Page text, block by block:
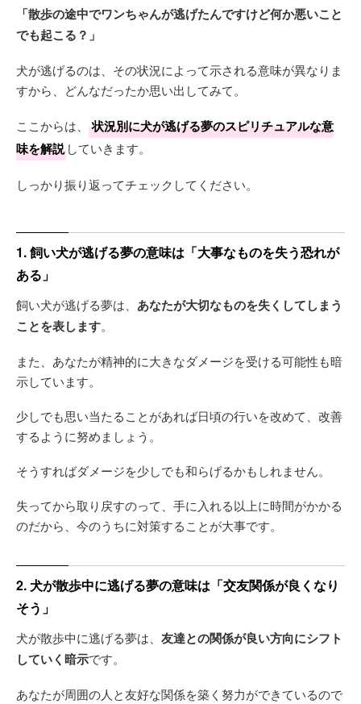
「散歩の途中でワンちゃんが逃げたんですけど何か悪いこと
でも起こる？」
犬が逃げるのは、その状況によって示される意味が異なりま
すから、どんなだったか思い出してみて。
ここからは、
状況別に犬が逃げる夢のスピリチュアルな意
味を解説 していきます。
しっかり振り返ってチェックしてください。
1. 飼い犬が逃げる夢の意味は「大事なものを失う恐れが
ある」
飼い犬が逃げる夢は、 あなたが大切なものを失くしてしまう
ことを表します。
また、あなたが精神的に大きなダメージを受ける可能性も暗
示しています。
少しでも思い当たることがあれば日頃の行いを改めて、改善
するように努めましょう。
そうすればダメージを少しでも和らげるかもしれません。
失ってから取り戻すのって、手に入れる以上に時間がかかる
のだから、今のうちに対策することが大事です。
2. 犬が散歩中に逃げる夢の意味は「交友関係が良くなり
そう」
犬が散歩中に逃げる夢は、 友達との関係が良い方向にシフト
していく暗示です。
あなたが周囲の人と友好な関係を築く努力ができているので